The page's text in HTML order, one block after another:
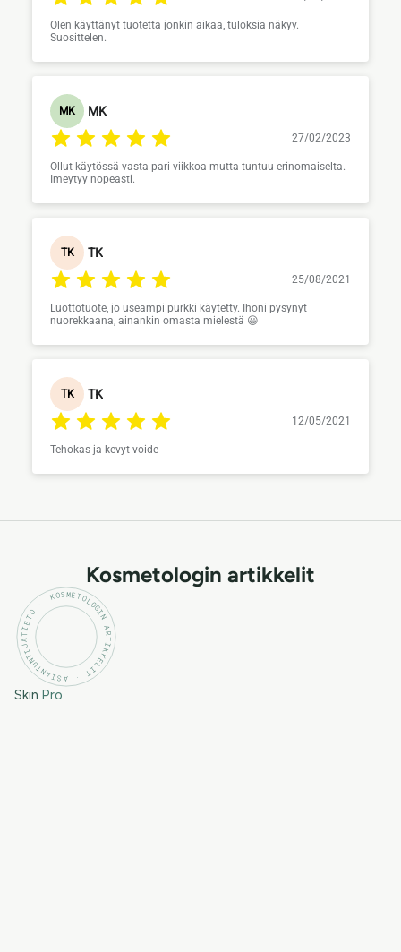
Olen käyttänyt tuotetta jonkin aikaa, tuloksia näkyy.
Suosittelen.
MK MK
27/02/2023
Ollut käytössä vasta pari viikkoa mutta tuntuu erinomaiselta.
Imeytyy nopeasti.
TK TK
25/08/2021
Luottotuote, jo useampi purkki käytetty. Ihoni pysynyt
nuorekkaana, ainankin omasta mielestä 😃
TK TK
12/05/2021
Tehokas ja kevyt voide
Kosmetologin artikkelit
KOSMETOLOGIN ARTIKKELIT · ASIANTUNTIJATIETO ·
Skin Pro